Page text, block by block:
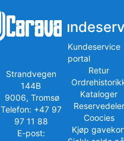
Strandvegen
144B
9006, Tromsø
Telefon: +47 97
97 11 88
E-post:
Kundeservice
portal
Retur
Kataloger
Reservedeler
Coocies
Kjøp